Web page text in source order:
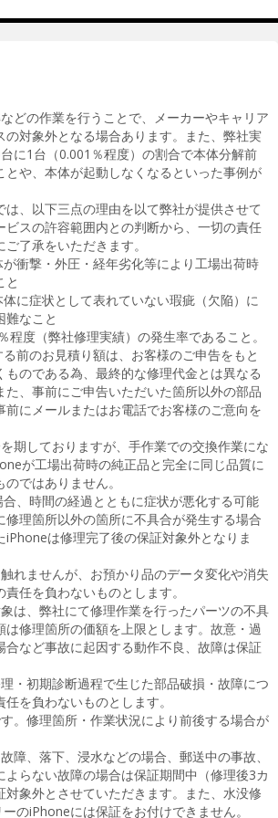
どの作業を行うことで、メーカーやキャリア
の対象外となる場合あります。また、弊社実
に1台（0.001％程度）の割合で本体分解前
とや、本体が起動しなくなるといった事例が
は、以下三点の理由を以て弊社が提供させて
ビスの許容範囲内との判断から、一切の責任
了承をいただきます。
衝撃・外圧・経年劣化等により工場出荷時
と
に症状として表れていない瑕疵（欠陥）に
難なこと
程度（弊社修理実績）の発生率であること。
前のお見積り額は、お客様のご申告をもと
ものである為、最終的な修理代金とは異なる
た、事前にご申告いただいた箇所以外の部品
前にメールまたはお電話でお客様のご意向を
期しておりますが、手作業での交換作業にな
が工場出荷時の純正品と完全に同じ品質に
ではありません。
、時間の経過とともに症状が悪化する可能
修理箇所以外の箇所に不具合が発生する場合
iPhoneは修理完了後の保証対象外となりま
れませんが、お預かり品のデータ変化や消失
任を負わないものとします。
は、弊社にて修理作業を行ったパーツの不具
は修理箇所の価額を上限とします。故意・過
合など事故に起因する動作不良、故障は保証
・初期診断過程で生じた部品破損・故障につ
を負わないものとします。
。修理箇所・作業状況により前後する場合が
障、落下、浸水などの場合、郵送中の事故、
よらない故障の場合は保証期間中（修理後3カ
対象外とさせていただきます。また、水没修
のiPhoneには保証をお付けできません。